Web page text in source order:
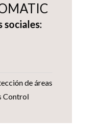
sociales:
de áreas
Control